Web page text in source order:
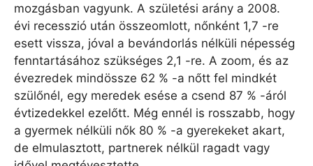
mozgásban vagyunk. A születési arány a 2008.
évi recesszió után összeomlott, nőnként 1,7 -re
esett vissza, jóval a bevándorlás nélküli népesség
fenntartásához szükséges 2,1 -re. A zoom, és az
évezredek mindössze 62 % -a nőtt fel mindkét
szülőnél, egy meredek esése a csend 87 % -áról
évtizedekkel ezelőtt. Még ennél is rosszabb, hogy
a gyermek nélküli nők 80 % -a gyerekeket akart,
de elmulasztott, partnerek nélkül ragadt vagy